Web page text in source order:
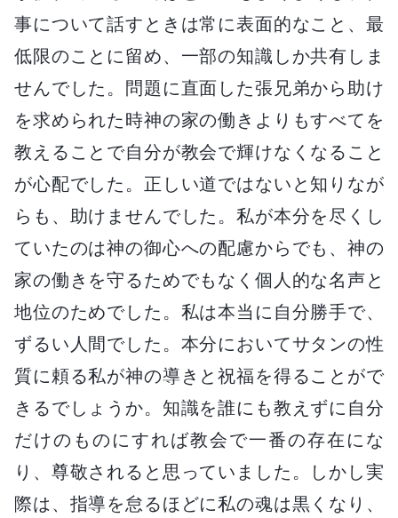
事について話すときは常に表面的なこと、最
低限のことに留め、一部の知識しか共有しま
せんでした。問題に直面した張兄弟から助け
を求められた時神の家の働きよりもすべてを
教えることで自分が教会で輝けなくなること
が心配でした。正しい道ではないと知りなが
らも、助けませんでした。私が本分を尽くし
ていたのは神の御心への配慮からでも、神の
家の働きを守るためでもなく個人的な名声と
地位のためでした。私は本当に自分勝手で、
ずるい人間でした。本分においてサタンの性
質に頼る私が神の導きと祝福を得ることがで
きるでしょうか。知識を誰にも教えずに自分
だけのものにすれば教会で一番の存在にな
り、尊敬されると思っていました。しかし実
際は、指導を怠るほどに私の魂は黒くなり、